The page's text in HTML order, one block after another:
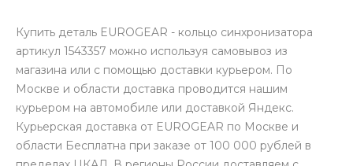
Купить деталь EUROGEAR - кольцо синхронизатора
артикул 1543357 можно используя самовывоз из
магазина или с помощью доставки курьером. По
Москве и области доставка проводится нашим
курьером на автомобиле или доставкой Яндекс.
Курьерская доставка от EUROGEAR по Москве и
области Бесплатна при заказе от 100 000 рублей в